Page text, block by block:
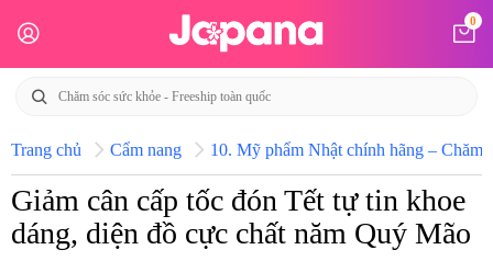
0
Trang chủ Cẩm nang 10. Mỹ phẩm Nhật chính hãng – Chăm
Giảm cân cấp tốc đón Tết tự tin khoe
dáng, diện đồ cực chất năm Quý Mão